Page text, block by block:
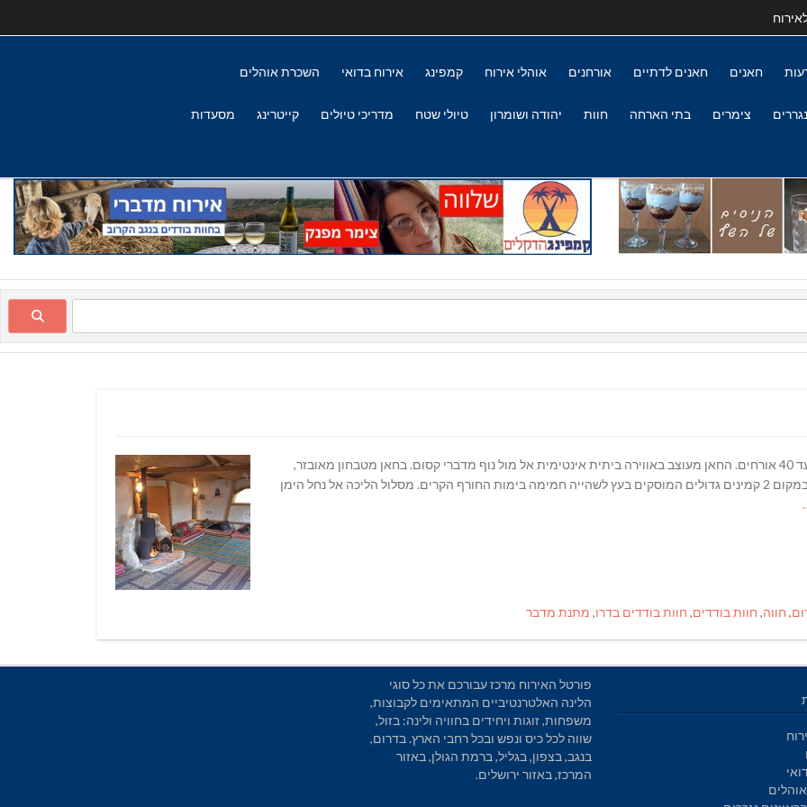
חאנים חאנים לדתיים אורחנים אוהלי אירוח קמפינג אירוח בדואי השכרת אוהלים
צימרים בתי הארחה חוות יהודה ושומרון טיולי שטח מדריכי טיולים קייטרינג מסעדות
"בחווה חאן לינה מושקע ומאובזר המושכר לקבוצה אחת עד 40 אורחים. החאן מעוצב באווירה ביתית אינטימית אל מול נוף מדברי קסום. בחאן מטבחון מאובזר,
מקלחת חמה ושירותים באותו המתחם בפרטיות מלאה. במקום 2 קמינים גדולים המוסקים בעץ לשהייה חמימה בימות החורף הקרים. מסלול הליכה אל נחל הימן
, חווה, חוות בודדים, חוות בודדים בדרו, מתנת מדבר
פורטל האירוח מרכז עבורכם את כל סוגי
הלינה האלטרנטיביים המתאימים לקבוצות,
משפחות, זוגות ויחידים בחוויה ולינה: בזול,
שווה לכל כיס ונפש ובכל רחבי הארץ. בדרום,
בנגב, בצפון, בגליל, ברמת הגולן, באזור
המרכז, באזור ירושלים.